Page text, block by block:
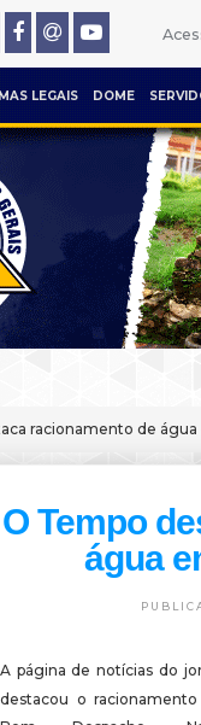
LEGAIS DOME
racionamento de
O Tempo
água
A página de notícias do
destacou o